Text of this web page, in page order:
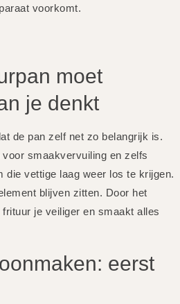
voorkomt.
moet
je denkt
de pan zelf net zo belangrijk is.
smaakvervuiling en zelfs
die vettige laag weer los te krijgen.
blijven zitten. Door het
je veiliger en smaakt alles
eerst